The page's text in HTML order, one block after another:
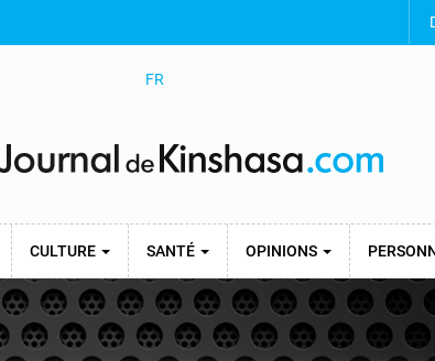
FR
CULTURE SANTÉ OPINIONS